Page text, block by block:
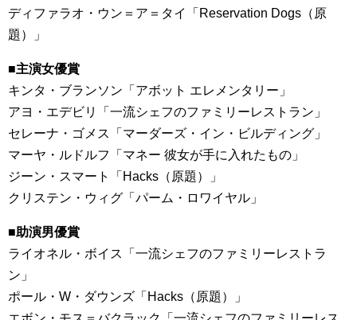
ディファラオ・ウン＝ア＝タイ「Reservation Dogs（原
題）」
■主演女優賞
キンタ・ブランソン「アボット エレメンタリー」
アヨ・エデビリ「一流シェフのファミリーレストラン」
セレーナ・ゴメス「マーダーズ・イン・ビルディング」
マーヤ・ルドルフ「マネー 彼女が手に入れたもの」
ジーン・スマート「Hacks（原題）」
クリステン・ウィグ「パーム・ロワイヤル」
■助演男優賞
ライオネル・ボイス「一流シェフのファミリーレストラ
ン」
ポール・W・ダウンズ「Hacks（原題）」